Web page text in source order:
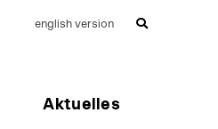
Aktuelles
english version